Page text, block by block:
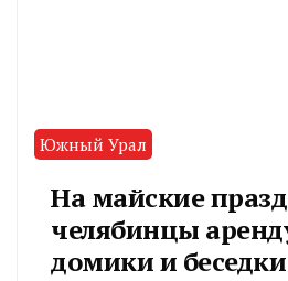
Южный Урал
На майские
челябинцы
домики и беседки